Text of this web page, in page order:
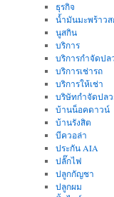
ธุรกิจ
น้ำมันมะพร้าวส
นูสกิน
บริการ
บริการกำจัดปล
บริการเช่ารถ
บริการให้เช่า
บริษัทกำจัดปล
บ้านน็อคดาวน์
บ้านรังสิต
บีควอล่า
ประกัน AIA
ปลั๊กไฟ
ปลูกกัญชา
ปลูกผม